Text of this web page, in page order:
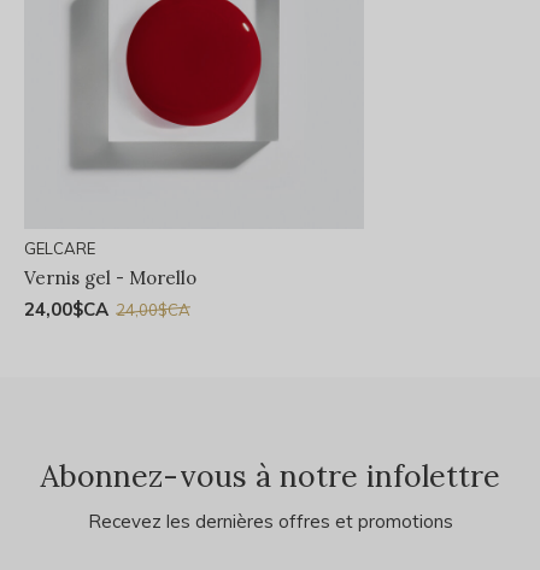
GELCARE
Vernis gel - Morello
24,00$CA 24,00$CA
Abonnez-vous à notre infolettre
Recevez les dernières offres et promotions